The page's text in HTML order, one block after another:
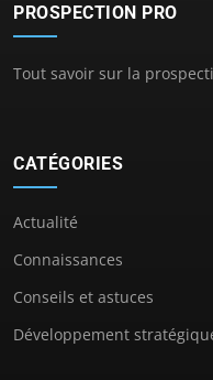
PROSPECTION PRO
Tout savoir sur la
CATÉGORIES
Actualité
Connaissances
Conseils et astuces
Développement